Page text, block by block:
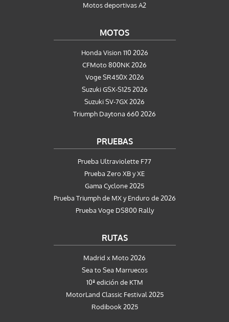
Motos deportivas A2
MOTOS
Honda Vision 110 2026
CFMoto 800NK 2026
Voge SR450X 2026
Suzuki GSX-S125 2026
Suzuki SV-7GX 2026
Triumph Daytona 660 2026
PRUEBAS
Prueba Ultraviolette F77
Prueba Zero XB y XE
Gama Cyclone 2025
Prueba Triumph de MX y Enduro de 2026
Prueba Voge DS800 Rally
RUTAS
Madrid x Moto 2026
Sea to Sea Marruecos
10ª edición de KTM
MotorLand Classic Festival 2025
Rodibook 2025